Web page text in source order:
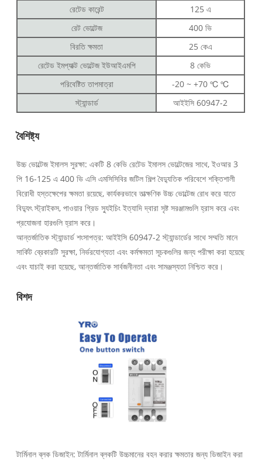
রেটেড কারেন্ট
125 এ
রেট ভোল্টেজ
400 ভি
বিরতি ক্ষমতা
25 কেএ
রেটেড ইমপ্যাক্ট ভোল্টেজ ইউআইএমপি
8 কেভি
পরিবেষ্টিত তাপমাত্রা
-20 ~ +70 ℃ ℃
স্ট্যান্ডার্ড
আইইসি 60947-2
বৈশিষ্ট্য
উচ্চ ভোল্টেজ ইমালস সুরক্ষা: একটি 8 কেভি রেটেড ইমালস ভোল্টেজের সাথে, ইওআর 3
পি 16-125 এ 400 ভি এসি এমসিসিবির জটিল শিল্প বৈদ্যুতিক পরিবেশে শক্তিশালী
বিরোধী হস্তক্ষেপের ক্ষমতা রয়েছে, কার্যকরভাবে তাত্ক্ষণিক উচ্চ ভোল্টেজ রোধ করে যাতে
বিদ্যুৎ স্ট্রাইকস, পাওয়ার গ্রিড স্যুইচিং ইত্যাদি দ্বারা সৃষ্ট সরঞ্জামগুলি হ্রাস করে এবং
প্রযোজনা হারগুলি হ্রাস করে।
আন্তর্জাতিক স্ট্যান্ডার্ড শংসাপত্র: আইইসি 60947-2 স্ট্যান্ডার্ডের সাথে সম্মতি মানে
সার্কিট ব্রেকারটি সুরক্ষা, নির্ভরযোগ্যতা এবং কর্মক্ষমতা সূচকগুলির জন্য পরীক্ষা করা হয়েছে
এবং যাচাই করা হয়েছে, আন্তর্জাতিক সার্বজনীনতা এবং সামঞ্জস্যতা নিশ্চিত করে।
বিশদ
টার্মিনাল ব্লক ডিজাইন: টার্মিনাল ব্লকটি উচ্চমানের বহন করার ক্ষমতার জন্য ডিজাইন করা